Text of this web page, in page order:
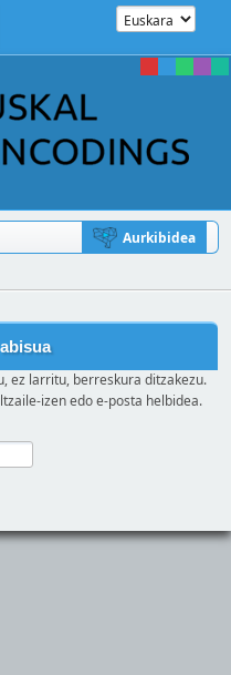
Aurkibidea
ez larritu, berreskura ditzakezu.
izen edo e-posta helbidea.